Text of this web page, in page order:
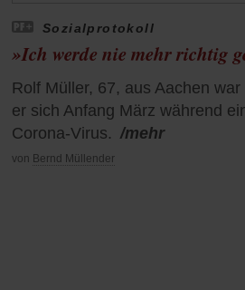
Sozialprotokoll
»Ich werde nie mehr richtig
Rolf Müller, 67, aus Aachen
er sich Anfang März während
Corona-Virus. /mehr
von Bernd Müllender